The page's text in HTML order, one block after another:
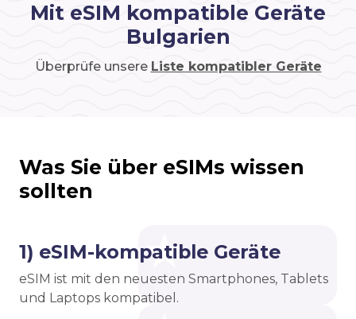
Mit eSIM kompatible Geräte
Bulgarien
Überprüfe unsere Liste kompatibler Geräte
Was Sie über eSIMs wissen
sollten
1) eSIM-kompatible Geräte
eSIM ist mit den neuesten Smartphones, Tablets
und Laptops kompatibel.